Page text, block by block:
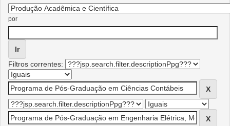
por
Filtros correntes: